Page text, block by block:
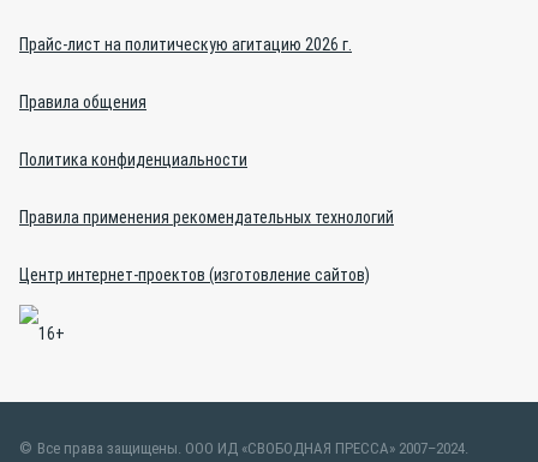
Прайс-лист на политическую агитацию 2026 г.
Правила общения
Политика конфиденциальности
Правила применения рекомендательных технологий
Центр интернет-проектов (изготовление сайтов)
Все права защищены. ООО ИД «СВОБОДНАЯ ПРЕССА» 2007–2024.